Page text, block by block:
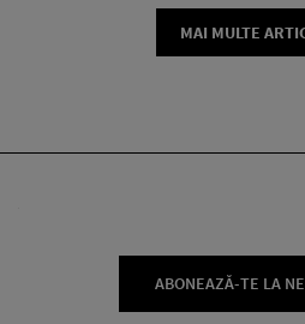
MAI MULTE
ABONEAZĂ-TE LA